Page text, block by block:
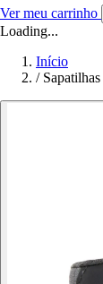
Ver meu carrinho
Loading...
Início
/